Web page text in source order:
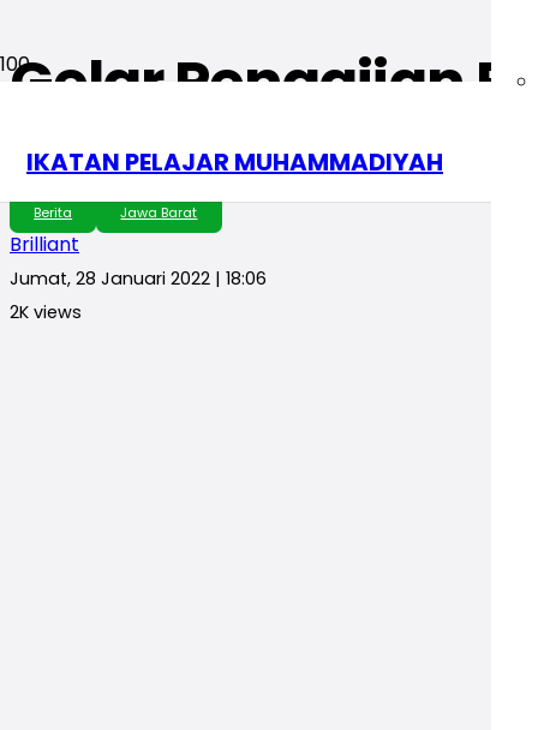
IKATAN PELAJAR MUHAMMADIYAH
Gelar Pengajian
Cisaat:
Berita Jawa Barat
Brilliant
Jumat, 28 Januari 2022 | 18:06
2K views